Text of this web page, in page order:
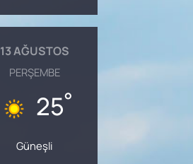
13 AĞUSTOS
PERŞEMBE
25°
Güneşli